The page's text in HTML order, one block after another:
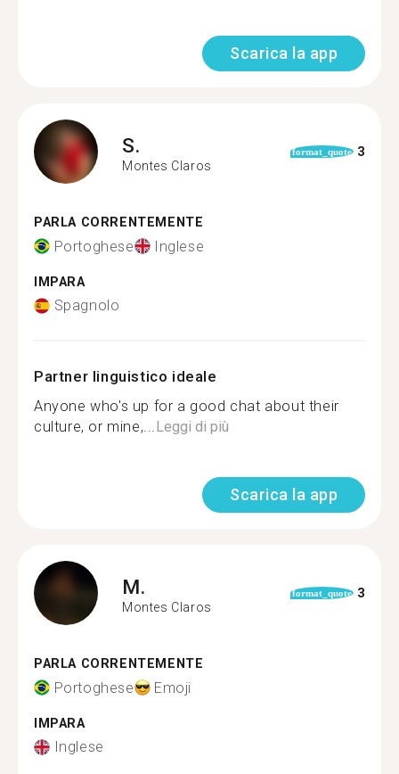
Scarica la app
S.
Montes Claros
format_quote 3
PARLA CORRENTEMENTE
Portoghese Inglese
IMPARA
Spagnolo
Partner linguistico ideale
Anyone who's up for a good chat about their
culture, or mine,...Leggi di più
Scarica la app
M.
Montes Claros
format_quote 3
PARLA CORRENTEMENTE
Portoghese Emoji
IMPARA
Inglese